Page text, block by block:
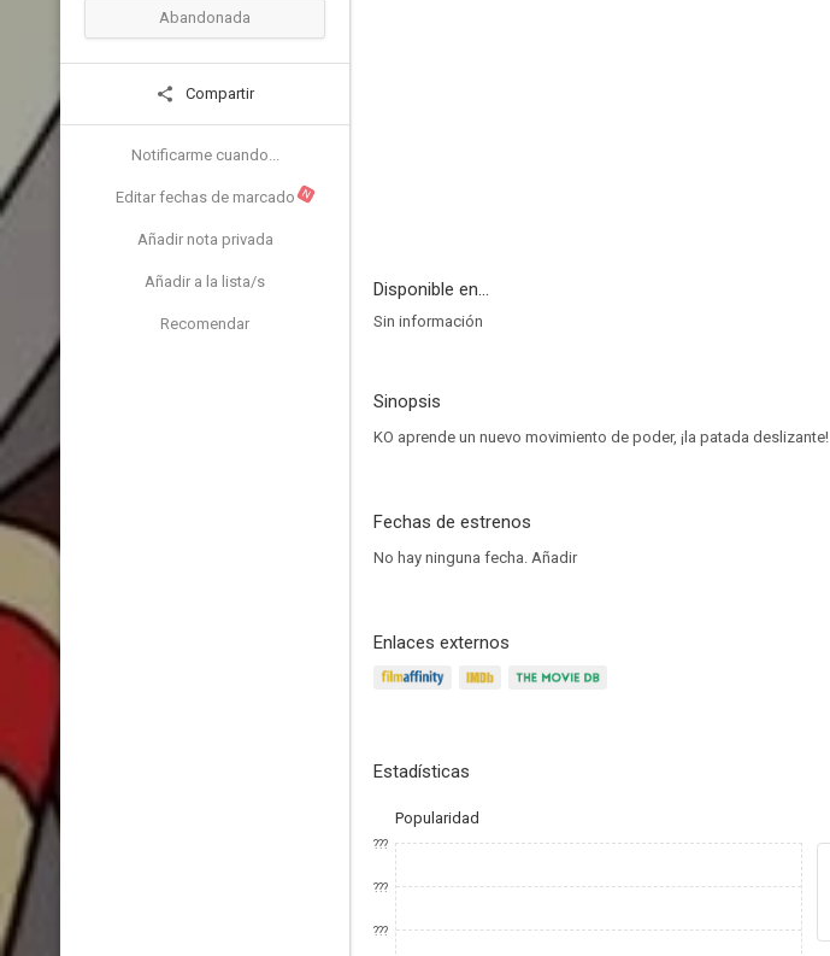
Abandonada
Compartir
Notificarme cuando...
Editar fechas de marcado N
Añadir nota privada
Añadir a la lista/s
Recomendar
Disponible en...
Sin información
Sinopsis
KO aprende un nuevo movimiento de poder, ¡la patada deslizante!
Fechas de estrenos
No hay ninguna fecha. Añadir
Enlaces externos
Estadísticas
Popularidad
???
???
???